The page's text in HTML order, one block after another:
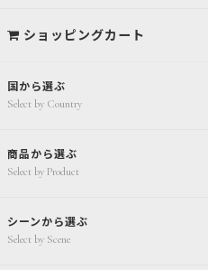
国から選ぶ
Select by Country
商品から選ぶ
Select by Product
シーンから選ぶ
Select by Scene
ショッピングカート